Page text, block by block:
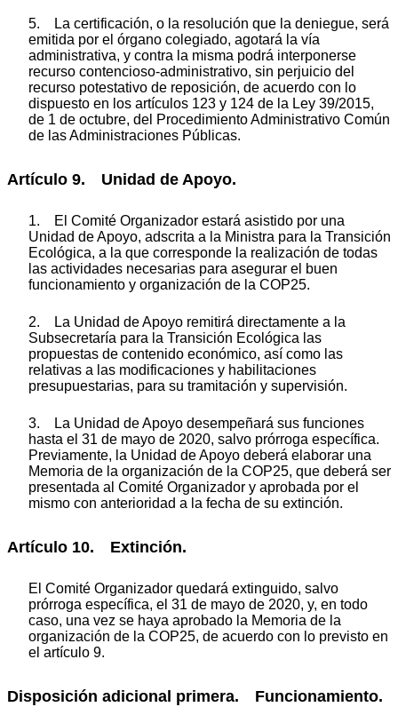
5. La certificación, o la resolución que la deniegue, será
emitida por el órgano colegiado, agotará la vía
administrativa, y contra la misma podrá interponerse
recurso contencioso-administrativo, sin perjuicio del
recurso potestativo de reposición, de acuerdo con lo
dispuesto en los artículos 123 y 124 de la Ley 39/2015,
de 1 de octubre, del Procedimiento Administrativo Común
de las Administraciones Públicas.
Artículo 9. Unidad de Apoyo.
1. El Comité Organizador estará asistido por una
Unidad de Apoyo, adscrita a la Ministra para la Transición
Ecológica, a la que corresponde la realización de todas
las actividades necesarias para asegurar el buen
funcionamiento y organización de la COP25.
2. La Unidad de Apoyo remitirá directamente a la
Subsecretaría para la Transición Ecológica las
propuestas de contenido económico, así como las
relativas a las modificaciones y habilitaciones
presupuestarias, para su tramitación y supervisión.
3. La Unidad de Apoyo desempeñará sus funciones
hasta el 31 de mayo de 2020, salvo prórroga específica.
Previamente, la Unidad de Apoyo deberá elaborar una
Memoria de la organización de la COP25, que deberá ser
presentada al Comité Organizador y aprobada por el
mismo con anterioridad a la fecha de su extinción.
Artículo 10. Extinción.
El Comité Organizador quedará extinguido, salvo
prórroga específica, el 31 de mayo de 2020, y, en todo
caso, una vez se haya aprobado la Memoria de la
organización de la COP25, de acuerdo con lo previsto en
el artículo 9.
Disposición adicional primera. Funcionamiento.